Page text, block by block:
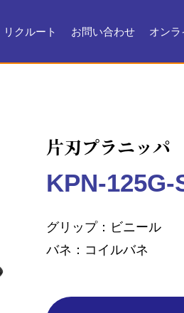
リクルート
お問い合わせ
オン
片刃プラニッパ
KPN-125G-
グリップ
ビニール
バネ
コイルバネ